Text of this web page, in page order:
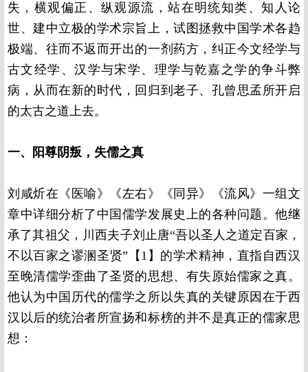
失，横观偏正、纵观源流，站在明统知类、知人论
世、建中立极的学术宗旨上，试图拯救中国学术各趋
极端、往而不返而开出的一剂药方，纠正今文经学与
古文经学、汉学与宋学、理学与乾嘉之学的争斗弊
病，从而在新的时代，回归到老子、孔曾思孟所开启
的太古之道上去。
一、阳尊阴叛，失儒之真
刘咸炘在《医喻》《左右》《同异》《流风》一组文
章中详细分析了中国儒学发展史上的各种问题。他继
承了其祖父，川西夫子刘止唐“吾以圣人之道定百家，
不以百家之谬溷圣贤”【1】的学术精神，直指自西汉
至晚清儒学歪曲了圣贤的思想、有失原始儒家之真。
他认为中国历代的儒学之所以失真的关键原因在于西
汉以后的统治者所宣扬和标榜的并不是真正的儒家思
想：